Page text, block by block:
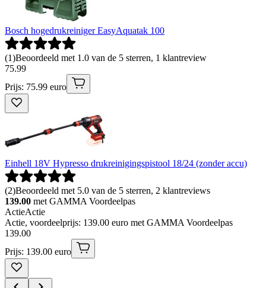
Bosch hogedrukreiniger EasyAquatak 100
(1)Beoordeeld met 1.0 van de 5 sterren, 1 klantreview
75.99
Prijs: 75.99 euro
Einhell 18V Hypresso drukreinigingspistool 18/24 (zonder accu)
(2)Beoordeeld met 5.0 van de 5 sterren, 2 klantreviews
139.00 met GAMMA Voordeelpas
ActieActie
Actie, voordeelprijs: 139.00 euro met GAMMA Voordeelpas
139.00
Prijs: 139.00 euro